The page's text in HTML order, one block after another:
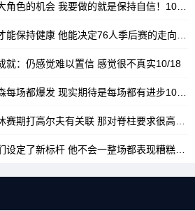
色的机会 我要做的就是保持自信！ 10/18
就：仍感觉难以置信 感觉很不真实10/18
每场都爆发 现实期待是每场都有进步10/17